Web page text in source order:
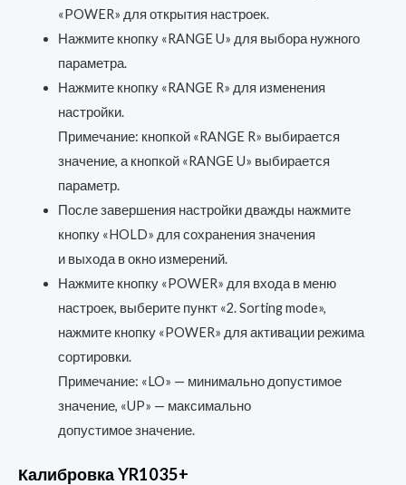
«POWER» для открытия настроек.
Нажмите кнопку «RANGE U» для выбора нужного
параметра.
Нажмите кнопку «RANGE R» для изменения
настройки.
Примечание: кнопкой «RANGE R» выбирается
значение, а кнопкой «RANGE U» выбирается
параметр.
После завершения настройки дважды нажмите
кнопку «HOLD» для сохранения значения
и выхода в окно измерений.
Нажмите кнопку «POWER» для входа в меню
настроек, выберите пункт «2. Sorting mode»,
нажмите кнопку «POWER» для активации режима
сортировки.
Примечание: «LO» — минимально допустимое
значение, «UP» — максимально
допустимое значение.
Калибровка YR1035+